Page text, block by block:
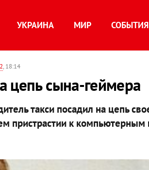
УКРАИНА МИР СОБЫТИЯ
, 18:14
цепь сына-геймера
такси посадил на цепь
пристрастии к компьютерным